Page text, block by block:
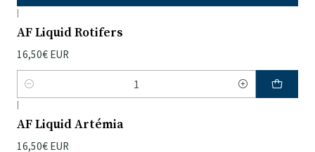
|
AF Liquid Rotifers
16,50€ EUR
Quantidade
|
AF Liquid Artémia
16,50€ EUR